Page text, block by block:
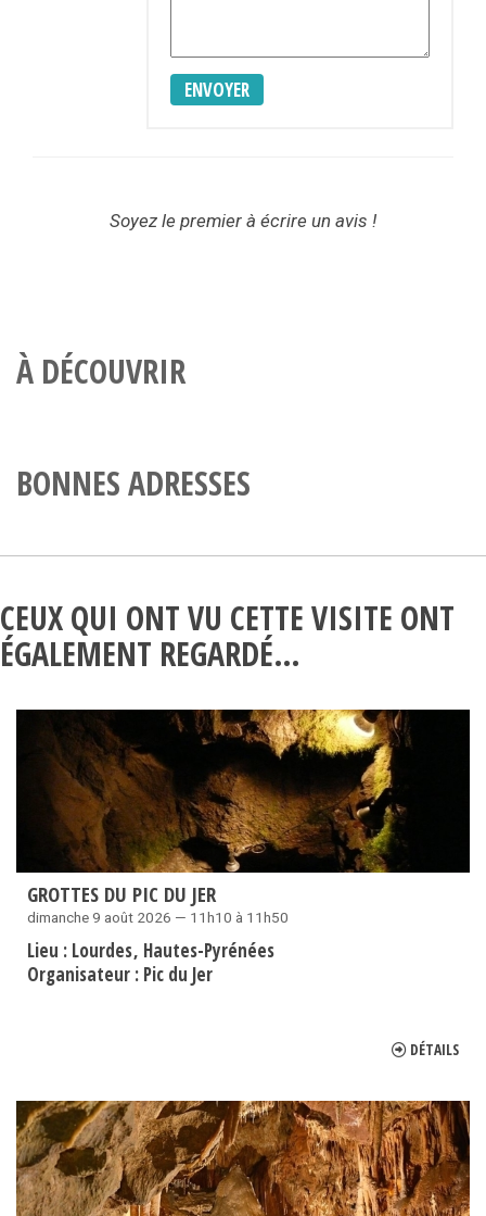
ENVOYER
Soyez le premier à écrire un avis !
À DÉCOUVRIR
BONNES ADRESSES
CEUX QUI ONT VU CETTE VISITE ONT
ÉGALEMENT REGARDÉ…
GROTTES DU PIC DU JER
dimanche 9 août 2026 — 11h10 à 11h50
Lieu : Lourdes Hautes-Pyrénées
Organisateur : Pic du Jer
DÉTAILS